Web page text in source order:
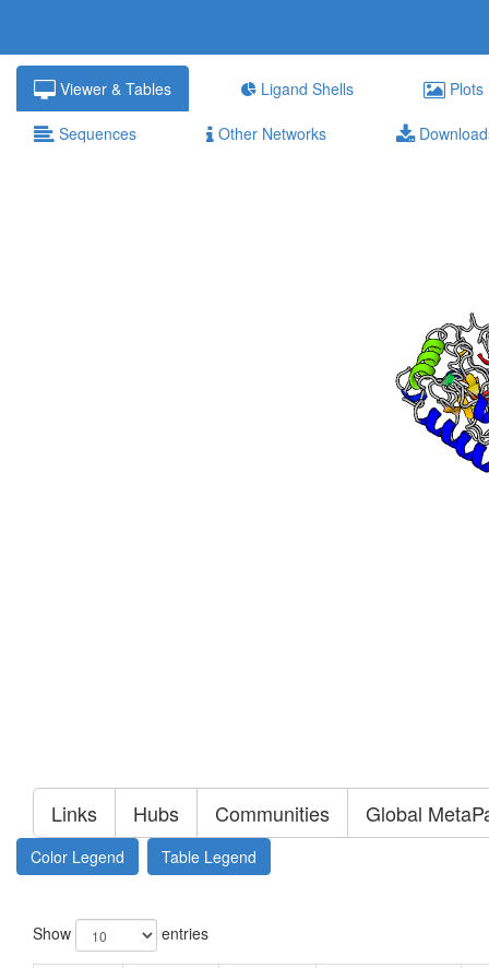
Viewer & Tables Ligand Shells Plots
Sequences Other Networks
Links Hubs Communities Global
Color Legend Table Legend
Show entries